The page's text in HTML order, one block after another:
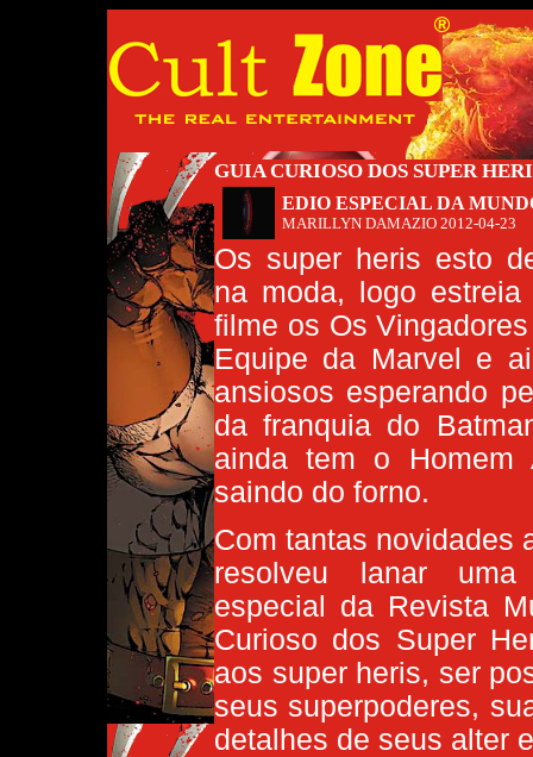
GUIA CURIOSO DOS SUPER
EDIO ESPECIAL DA
MARILLYN DAMAZIO 2012-04-23
Os super heris esto
na moda, logo
filme os Os
Equipe da Marvel e
ansiosos esperando
da franquia do
ainda tem o Homem
saindo do forno.
Com tantas novidades
resolveu lanar
especial da Revista
Curioso dos Super
aos super heris, ser
seus superpoderes,
detalhes de seus alter